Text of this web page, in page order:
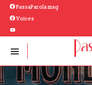
PassaParola mag
Voices